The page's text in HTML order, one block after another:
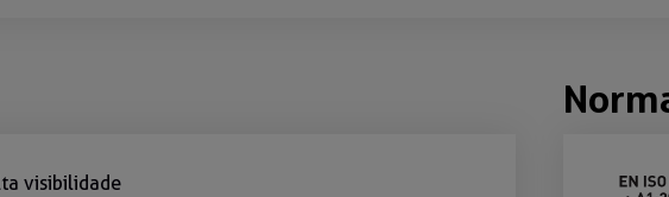
visibilidade